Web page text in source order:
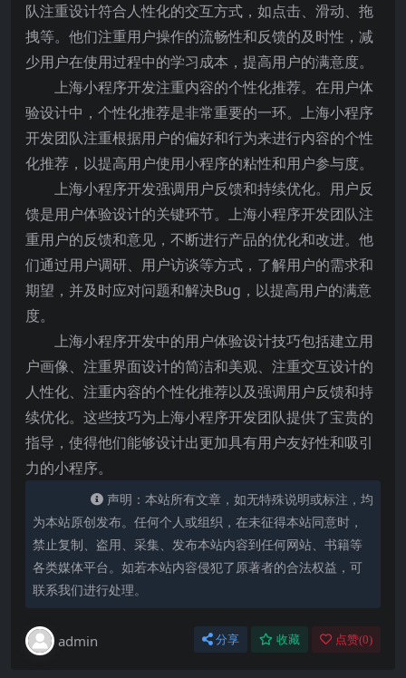
队注重设计符合人性化的交互方式，如点击、滑动、拖
拽等。他们注重用户操作的流畅性和反馈的及时性，减
少用户在使用过程中的学习成本，提高用户的满意度。
上海小程序开发注重内容的个性化推荐。在用户体
验设计中，个性化推荐是非常重要的一环。上海小程序
开发团队注重根据用户的偏好和行为来进行内容的个性
化推荐，以提高用户使用小程序的粘性和用户参与度。
上海小程序开发强调用户反馈和持续优化。用户反
馈是用户体验设计的关键环节。上海小程序开发团队注
重用户的反馈和意见，不断进行产品的优化和改进。他
们通过用户调研、用户访谈等方式，了解用户的需求和
期望，并及时应对问题和解决Bug，以提高用户的满意
度。
上海小程序开发中的用户体验设计技巧包括建立用
户画像、注重界面设计的简洁和美观、注重交互设计的
人性化、注重内容的个性化推荐以及强调用户反馈和持
续优化。这些技巧为上海小程序开发团队提供了宝贵的
指导，使得他们能够设计出更加具有用户友好性和吸引
力的小程序。
声明：本站所有文章，如无特殊说明或标注，均
为本站原创发布。任何个人或组织，在未征得本站同意时，
禁止复制、盗用、采集、发布本站内容到任何网站、书籍等
各类媒体平台。如若本站内容侵犯了原著者的合法权益，可
联系我们进行处理。
admin 分享 收藏 点赞(0)